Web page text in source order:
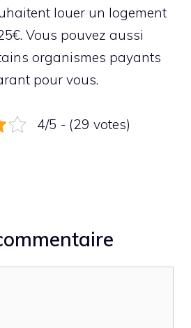
louer un logement
Vous pouvez aussi
organismes payants
pour vous.
4/5 - (29 votes)